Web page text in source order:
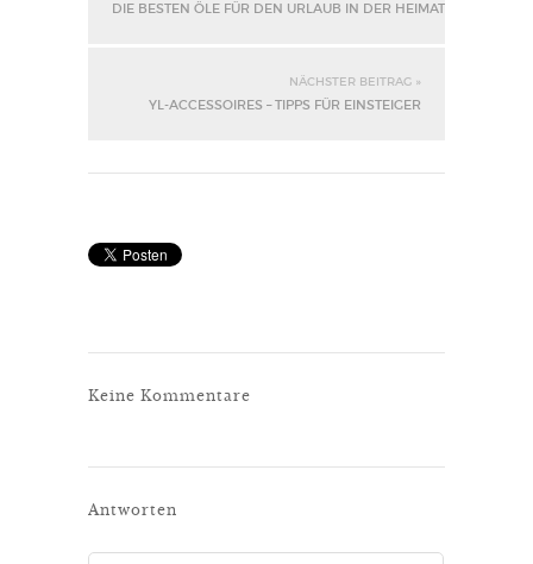
DIE BESTEN ÖLE FÜR DEN URLAUB IN DER HEIMAT
NÄCHSTER BEITRAG »
YL-ACCESSOIRES – TIPPS FÜR EINSTEIGER
Keine Kommentare
Antworten